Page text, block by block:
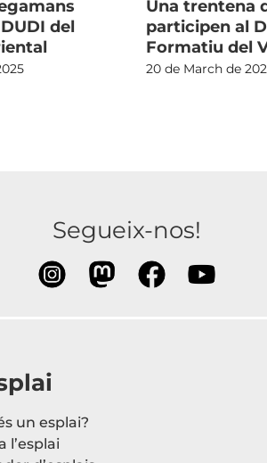
del
Una trentena
participen al
Formatiu del
20 de March de
Segueix-nos!
un esplai?
l’esplai